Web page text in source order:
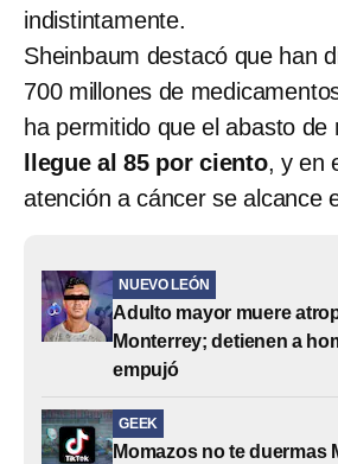
indistintamente.
Sheinbaum destacó que han
700 millones de
ha permitido que el abasto de
llegue al 85 por ciento, y en
atención a cáncer se alcance
NUEVO LEÓN
Adulto mayor muere
Monterrey; detienen a
empujó
GEEK
Momazos no te duermas